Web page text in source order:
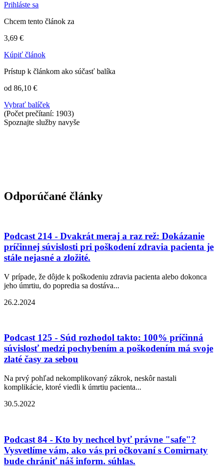
Prihláste sa
Chcem tento článok za
3,69 €
Kúpiť článok
Prístup k článkom ako súčasť balíka
od 86,10 €
Vybrať balíček
(Počet prečítaní: 1903)
Spoznajte služby navyše
Odporúčané články
Podcast 214 - Dvakrát meraj a raz rež: Dokázanie
príčinnej súvislosti pri poškodení zdravia pacienta je
stále nejasné a zložité.
V prípade, že dôjde k poškodeniu zdravia pacienta alebo dokonca
jeho úmrtiu, do popredia sa dostáva...
26.2.2024
Podcast 125 - Súd rozhodol takto: 100% príčinná
súvislosť medzi pochybením a poškodením má svoje
zlaté časy za sebou
Na prvý pohľad nekomplikovaný zákrok, neskôr nastali
komplikácie, ktoré viedli k úmrtiu pacienta...
30.5.2022
Podcast 84 - Kto by nechcel byť právne "safe"?
Vysvetlíme vám, ako vás pri očkovaní s Comirnaty
bude chrániť náš inform. súhlas.